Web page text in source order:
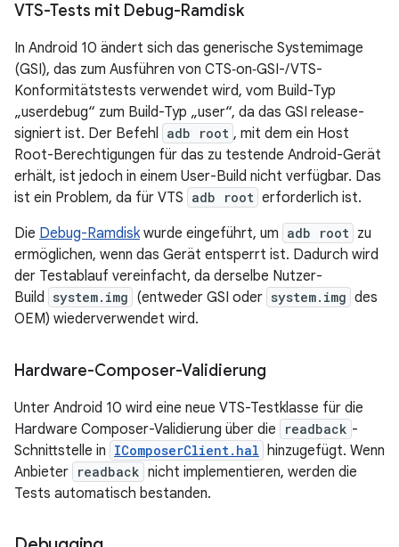
VTS-Tests mit Debug-Ramdisk
In Android 10 ändert sich das generische Systemimage
(GSI), das zum Ausführen von CTS‑on‑GSI-/VTS-
Konformitätstests verwendet wird, vom Build-Typ
„userdebug“ zum Build-Typ „user“, da das GSI release-
signiert ist. Der Befehl adb root , mit dem ein Host
Root-Berechtigungen für das zu testende Android-Gerät
erhält, ist jedoch in einem User-Build nicht verfügbar. Das
ist ein Problem, da für VTS adb root erforderlich ist.
Die Debug-Ramdiskwurde eingeführt, um adb root zu
ermöglichen, wenn das Gerät entsperrt ist. Dadurch wird
der Testablauf vereinfacht, da derselbe Nutzer-
Build system.img (entweder GSI oder system.img des
OEM) wiederverwendet wird.
Hardware-Composer-Validierung
Unter Android 10 wird eine neue VTS-Testklasse für die
Hardware Composer-Validierung über die
readback -
Schnittstelle in IComposerClient.hal hinzugefügt. Wenn
Anbieter readback nicht implementieren, werden die
Tests automatisch bestanden.